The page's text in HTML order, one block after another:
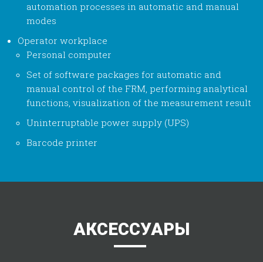
automation processes in automatic and manual
modes
Operator workplace
Personal computer
Set of software packages for automatic and
manual control of the FRM, performing analytical
functions, visualization of the measurement result
Uninterruptable power supply (UPS)
Barcode printer
АКСЕССУАРЫ